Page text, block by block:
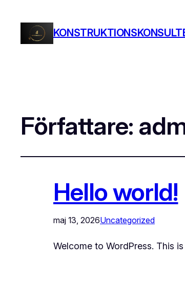
Författare:
Hello world!
maj 13, 2026Uncategorized
Welcome to WordPress. This